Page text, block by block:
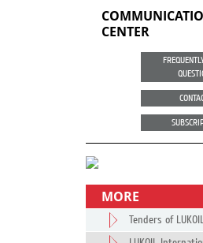
CENTER
MORE
Tenders of